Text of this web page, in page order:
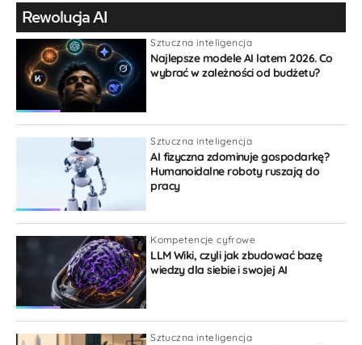
Gość
Rewolucja AI
Sztuczna inteligencja
Najlepsze modele AI latem 2026. Co
wybrać w zależności od budżetu?
Sztuczna inteligencja
AI fizyczna zdominuje gospodarkę?
Humanoidalne roboty ruszają do
pracy
Kompetencje cyfrowe
LLM Wiki, czyli jak zbudować bazę
wiedzy dla siebie i swojej AI
Sztuczna inteligencja